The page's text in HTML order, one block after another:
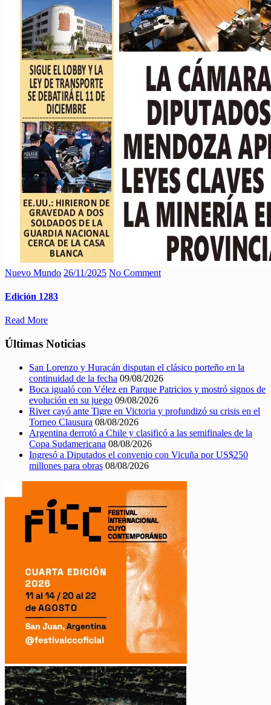
Nuevo Mundo 26/11/2025 No Comment
Edición 1283
Read More
Últimas Noticias
San Lorenzo y Huracán disputan el clásico porteño en la
continuidad de la fecha 09/08/2026
Boca igualó con Vélez en Parque Patricios y mostró signos de
evolución en su juego 09/08/2026
River cayó ante Tigre en Victoria y profundizó su crisis en el
Torneo Clausura 08/08/2026
Argentina derrotó a Chile y clasificó a las semifinales de la
Copa Sudamericana 08/08/2026
Ingresó a Diputados el convenio con Vicuña por US$250
millones para obras 08/08/2026